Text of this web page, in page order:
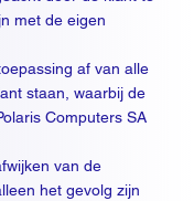
met de eigen
af van alle
staan, waarbij de
Computers SA
van de
het gevolg zijn